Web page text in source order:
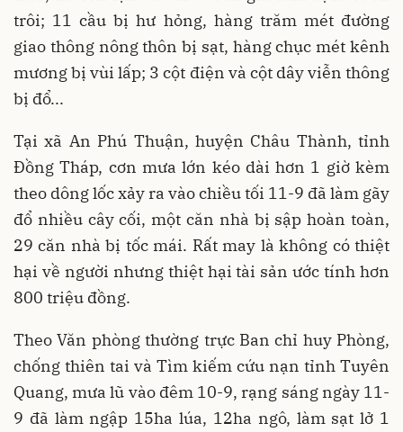
trôi; 11 cầu bị hư hỏng, hàng trăm mét đường
giao thông nông thôn bị sạt, hàng chục mét kênh
mương bị vùi lấp; 3 cột điện và cột dây viễn thông
bị đổ...
Tại xã An Phú Thuận, huyện Châu Thành, tỉnh
Đồng Tháp, cơn mưa lớn kéo dài hơn 1 giờ kèm
theo dông lốc xảy ra vào chiều tối 11-9 đã làm gãy
đổ nhiều cây cối, một căn nhà bị sập hoàn toàn,
29 căn nhà bị tốc mái. Rất may là không có thiệt
hại về người nhưng thiệt hại tài sản ước tính hơn
800 triệu đồng.
Theo Văn phòng thường trực Ban chỉ huy Phòng,
chống thiên tai và Tìm kiếm cứu nạn tỉnh Tuyên
Quang, mưa lũ vào đêm 10-9, rạng sáng ngày 11-
9 đã làm ngập 15ha lúa, 12ha ngô, làm sạt lở 1